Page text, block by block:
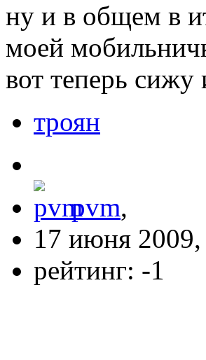
ну и в общем в
моей
вот теперь
троян
pvm,
17 июня
рейтинг: -1